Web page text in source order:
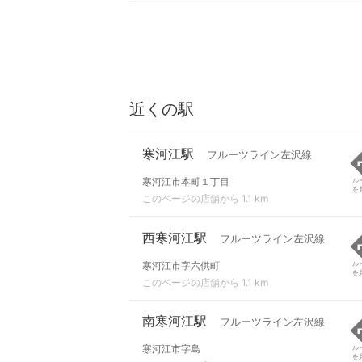
近くの駅
寒河江駅 フルーツライン左沢線
寒河江市本町１丁目
このページの店舗から 1.1 km
ル
を
西寒河江駅 フルーツライン左沢線
寒河江市字六供町
このページの店舗から 1.1 km
ル
を
南寒河江駅 フルーツライン左沢線
寒河江市字島
ル
を